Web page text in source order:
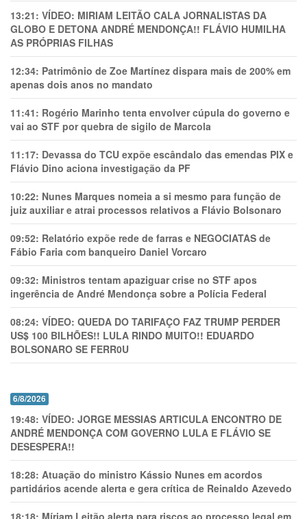
13:21: VÍDEO: MIRIAM LEITÃO CALA JORNALISTAS DA
GLOBO E DETONA ANDRÉ MENDONÇA!! FLÁVIO HUMILHA
AS PRÓPRIAS FILHAS
12:34: Patrimônio de Zoe Martínez dispara mais de 200% em
apenas dois anos no mandato
11:41: Rogério Marinho tenta envolver cúpula do governo e
vai ao STF por quebra de sigilo de Marcola
11:17: Devassa do TCU expõe escândalo das emendas PIX e
Flávio Dino aciona investigação da PF
10:22: Nunes Marques nomeia a si mesmo para função de
juiz auxiliar e atrai processos relativos a Flávio Bolsonaro
09:52: Relatório expõe rede de farras e NEGOCIATAS de
Fábio Faria com banqueiro Daniel Vorcaro
09:32: Ministros tentam apaziguar crise no STF apos
ingerência de André Mendonça sobre a Polícia Federal
08:24: VÍDEO: QUEDA DO TARIFAÇO FAZ TRUMP PERDER
US$ 100 BILHÕES!! LULA RINDO MUITO!! EDUARDO
BOLSONARO SE FERR0U
6/8/2026
19:48: VÍDEO: JORGE MESSIAS ARTICULA ENCONTRO DE
ANDRÉ MENDONÇA COM GOVERNO LULA E FLÁVIO SE
DESESPERA!!
18:28: Atuação do ministro Kássio Nunes em acordos
partidários acende alerta e gera crítica de Reinaldo Azevedo
18:18: Míriam Leitão alerta para riscos ao processo legal em